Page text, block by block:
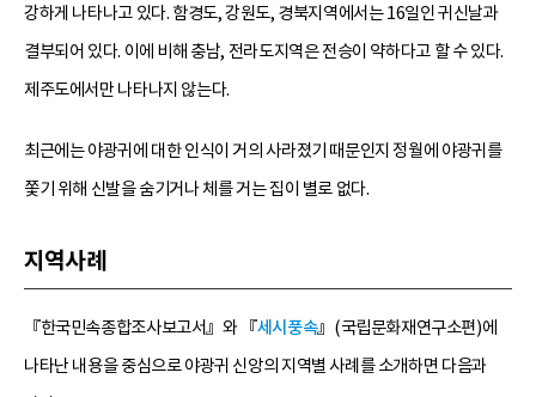
강하게 나타나고 있다. 함경도, 강원도, 경북지역에서는 16일인 귀신날과
결부되어 있다. 이에 비해 충남, 전라도지역은 전승이 약하다고 할 수 있다.
제주도에서만 나타나지 않는다.
최근에는 야광귀에 대한 인식이 거의 사라졌기 때문인지 정월에 야광귀를
쫓기 위해 신발을 숨기거나 체를 거는 집이 별로 없다.
지역사례
『한국민속종합조사보고서』와 『세시풍속』(국립문화재연구소편)에
나타난 내용을 중심으로 야광귀 신앙의 지역별 사례를 소개하면 다음과